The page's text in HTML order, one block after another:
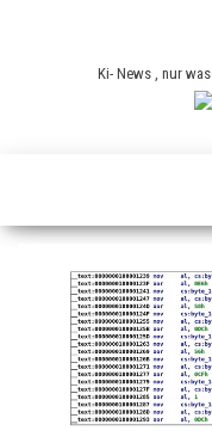
Ki- News , nur